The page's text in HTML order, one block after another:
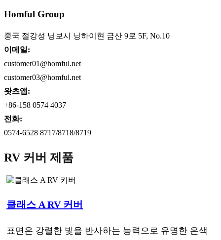
Homful Group
중국 절강성 닝보시 닝하이현 금산 9로 5F, No.10
이메일:
customer01@homful.net
customer03@homful.net
왓츠앱:
+86-158 0574 4037
전화:
0574-6528 8717/8718/8719
RV 커버 제품
클래스 A RV 커버
표면은 강렬한 빛을 반사하는 능력으로 유명한 은색